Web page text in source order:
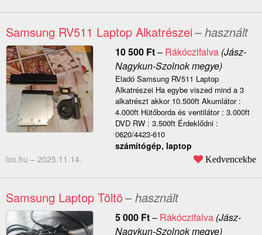
Samsung RV511 Laptop Alkatrészei– használt
10 500 Ft– Rákóczifalva(Jász-
Nagykun-Szolnok megye)
Eladó Samsung RV511 Laptop
Alkatrészei Ha egybe viszed mind a 3
alkatrészt akkor 10.500ft Akumlátor :
4.000ft Hütőborda és ventilátor : 3.000ft
DVD RW : 3.500ft Érdeklődni :
0620/4423-610
számítógép, laptop
lxo.hu – 2025.11.14. Kedvencekbe
Samsung Laptop Töltö– használt
5 000 Ft– Rákóczifalva(Jász-
Nagykun-Szolnok megye)